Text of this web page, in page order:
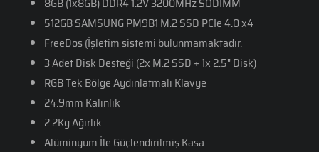
512GB SAMSUNG PM9B1 M.2 SSD PCIe 4.0 x4
FreeDos (İşletim sistemi bulunmamaktadır.
3 Adet Disk Desteği (2x M.2 SSD + 1x 2.5" Disk)
RGB Tek Bölge Aydınlatmalı Klavye
24.9mm Kalınlık
2.2Kg Ağırlık
Alüminyum İle Güçlendirilmiş Kasa